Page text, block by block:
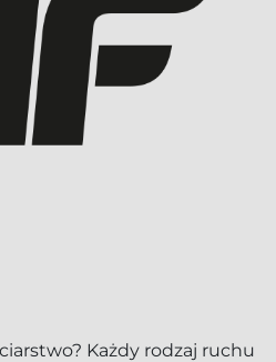
Każdy rodzaj ruchu